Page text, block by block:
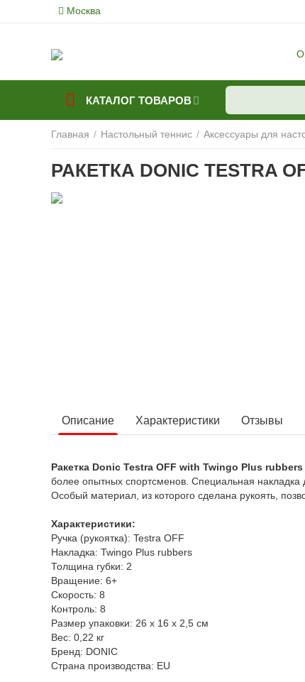
Москва
КАТАЛОГ ТОВАРОВ
Главная / Настольный теннис / Аксессуары для
РАКЕТКА DONIC TESTRA
Описание Характеристики Отзывы
Ракетка Donic Testra OFF with Twingo Plus rubbers
более опытных спортсменов. Специальная накладка
Особый материал, из которого сделана рукоять,
Характеристики:
Ручка (рукоятка): Testra OFF
Накладка: Twingo Plus rubbers
Толщина губки: 2
Вращение: 6+
Скорость: 8
Контроль: 8
Размер упаковки: 26 х 16 х 2,5 см
Вес: 0,22 кг
Бренд: DONIC
Страна производства: EU